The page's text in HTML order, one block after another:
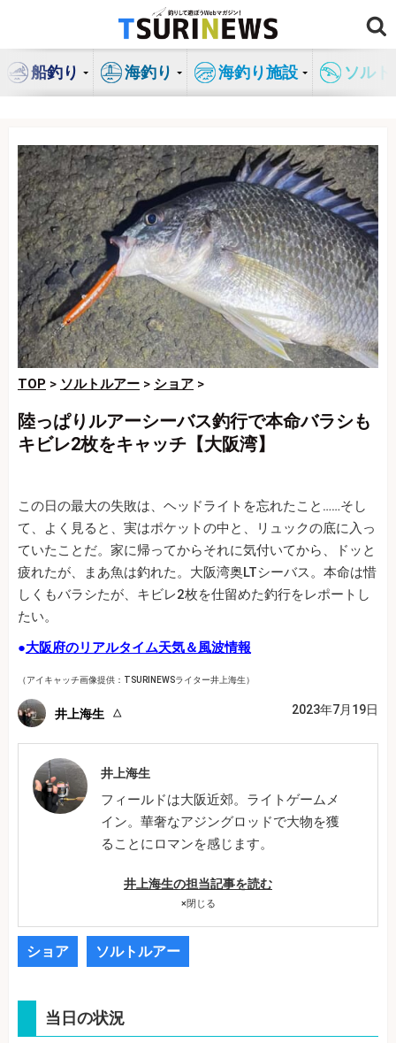
ン
船釣り 海釣り 海釣り施設 ソル
TOP > ソルトルアー > ショア >
陸っぱりルアーシーバス釣行で本命バラシも
キビレ2枚をキャッチ【大阪湾】
この日の最大の失敗は、ヘッドライトを忘れたこと……そし
て、よく見ると、実はポケットの中と、リュックの底に入っ
ていたことだ。家に帰ってからそれに気付いてから、ドッと
疲れたが、まあ魚は釣れた。大阪湾奥LTシーバス。本命は惜
しくもバラシたが、キビレ2枚を仕留めた釣行をレポートし
たい。
●大阪府のリアルタイム天気＆風波情報
（アイキャッチ画像提供：TSURINEWSライター井上海生）
井上海生 2023年7月19日
井上海生
フィールドは大阪近郊。ライトゲームメ
イン。華奢なアジングロッドで大物を獲
ることにロマンを感じます。
井上海生の担当記事を読む
×閉じる
ショア ソルトルアー
当日の状況